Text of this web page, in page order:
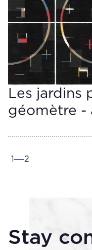
Les jardins
géomètre -
1 2
Stay